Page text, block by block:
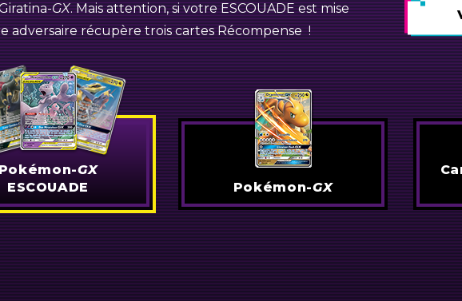
GX. Mais attention, si votre ESCOUADE est mise
adversaire récupère trois cartes Récompense !
Pokémon-GX
Pokémon-GX
ESCOUADE
Pokémon-GX